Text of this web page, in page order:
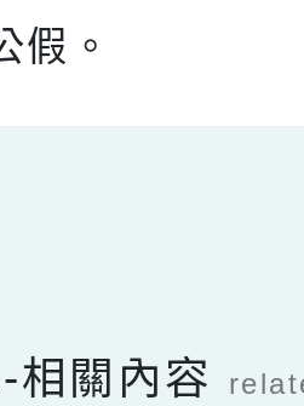
假。
相關內容